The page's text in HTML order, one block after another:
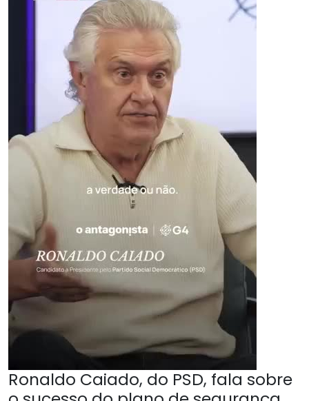
Ronaldo Caiado, do PSD, fala sobre